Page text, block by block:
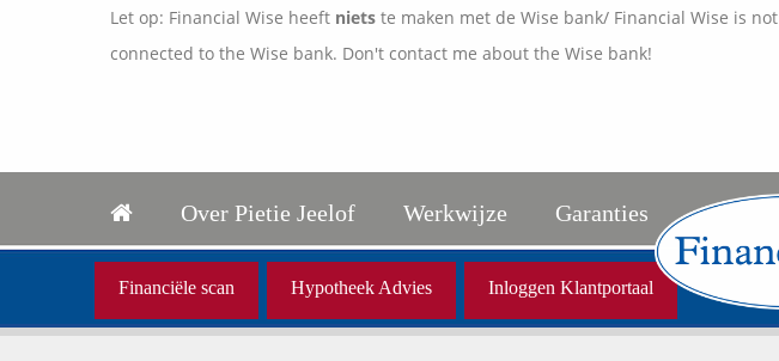
Let op: Financial Wise heeft niets te maken met de Wise bank/ Financial Wise is not
connected to the Wise bank. Don't contact me about the Wise bank!
Over Pietie Jeelof Werkwijze Garanties
Uw garanties
Vergelijkingskaarten
Financiële scan Hypotheek Advies Inloggen Klantportaal